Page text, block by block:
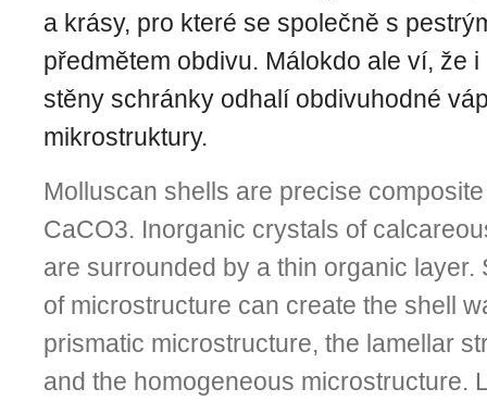
a krásy, pro které se společně s
předmětem obdivu. Málokdo ale ví, že
stěny schránky odhalí obdivuhodné
mikrostruktury.
Molluscan shells are precise
CaCO3. Inorganic crystals of
are surrounded by a thin organic layer.
of microstructure can create the shell
prismatic microstructure, the lamellar
and the homogeneous microstructure.